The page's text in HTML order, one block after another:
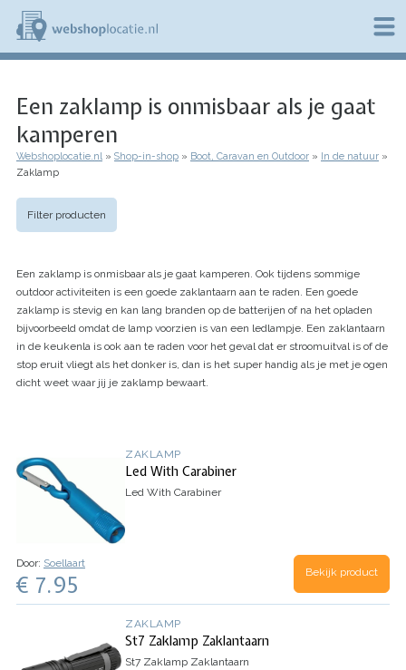
Overslaan
naar
de
b
s
h
p
o
a
e
.
n
l
Een zaklamp is onmisbaar als je gaat
kamperen
Kruimelpad
Webshoplocatie.nl Shop-in-shop Boot, Caravan en Outdoor
In de natuur
Zaklamp
Filter producten
Een zaklamp is onmisbaar als je gaat kamperen. Ook tijdens sommige
outdoor activiteiten is een goede zaklantaarn aan te raden. Een goede
zaklamp is stevig en kan lang branden op de batterijen of na het opladen
bijvoorbeeld omdat de lamp voorzien is van een ledlampje. Een zaklantaarn
in de keukenla is ook aan te raden voor het geval dat er stroomuitval is of de
stop eruit vliegt als het donker is, dan is het super handig als je met je ogen
dicht weet waar jij je zaklamp bewaart.
ZAKLAMP
Led With Carabiner
Led With Carabiner
Door: Soellaart
€ 7.95 Bekijk product
ZAKLAMP
St7 Zaklamp Zaklantaarn
St7 Zaklamp Zaklantaarn